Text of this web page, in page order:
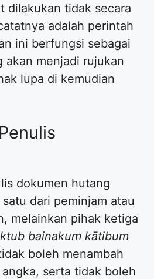
dilakukan tidak secara
adalah perintah
ini berfungsi sebagai
akan menjadi rujukan
lupa di kemudian
dokumen hutang
dari peminjam atau
melainkan pihak ketiga
bainakum kātibum
boleh menambah
serta tidak boleh